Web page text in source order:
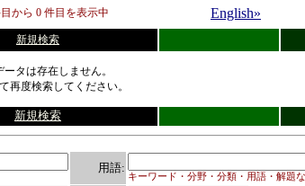
から 0 件目を表示中 English»
新規検索
ータは存在しません。
再度検索してください。
新規検索
用語:
キーワード・分野・分類・用語・解題